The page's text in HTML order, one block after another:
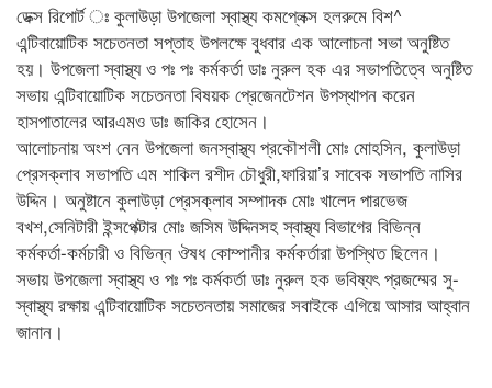
ডেক্স রিপোর্ট ঃ কুলাউড়া উপজেলা স্বাস্থ্য কমপ্লেক্স হলরুমে বিশ^
এন্টিবায়োটিক সচেতনতা সপ্তাহ উপলক্ষে বুধবার এক আলোচনা সভা অনুষ্টিত
হয়। উপজেলা স্বাস্থ্য ও পঃ পঃ কর্মকর্তা ডাঃ নুরুল হক এর সভাপতিত্বে অনুষ্টিত
সভায় এন্টিবায়োটিক সচেতনতা বিষয়ক প্রেজেনটেশন উপস্থাপন করেন
হাসপাতালের আরএমও ডাঃ জাকির হোসেন।
আলোচনায় অংশ নেন উপজেলা জনস্বাস্থ্য প্রকৌশলী মোঃ মোহসিন, কুলাউড়া
প্রেসক্লাব সভাপতি এম শাকিল রশীদ চৌধুরী,ফারিয়া’র সাবেক সভাপতি নাসির
উদ্দিন। অনুষ্টানে কুলাউড়া প্রেসক্লাব সম্পাদক মোঃ খালেদ পারভেজ
বখশ,সেনিটারী ইন্সপেক্টার মোঃ জসিম উদ্দিনসহ স্বাস্থ্য বিভাগের বিভিন্ন
কর্মকর্তা-কর্মচারী ও বিভিন্ন ঔষধ কোম্পানীর কর্মকর্তারা উপস্থিত ছিলেন।
সভায় উপজেলা স্বাস্থ্য ও পঃ পঃ কর্মকর্তা ডাঃ নুরুল হক ভবিষ্যৎ প্রজম্মের সু-
স্বাস্থ্য রক্ষায় এন্টিবায়োটিক সচেতনতায় সমাজের সবাইকে এগিয়ে আসার আহ্বান
জানান।